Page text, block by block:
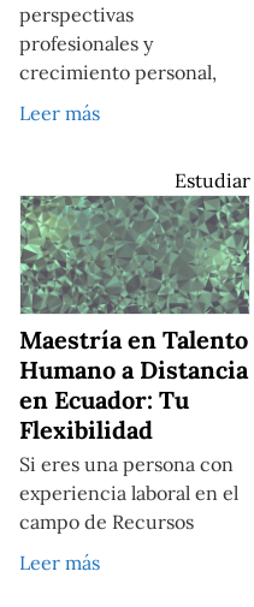
perspectivas
profesionales y
crecimiento personal,
Leer más
Estudiar
Maestría en Talento
Humano a Distancia
en Ecuador: Tu
Flexibilidad
Si eres una persona con
experiencia laboral en el
campo de Recursos
Leer más